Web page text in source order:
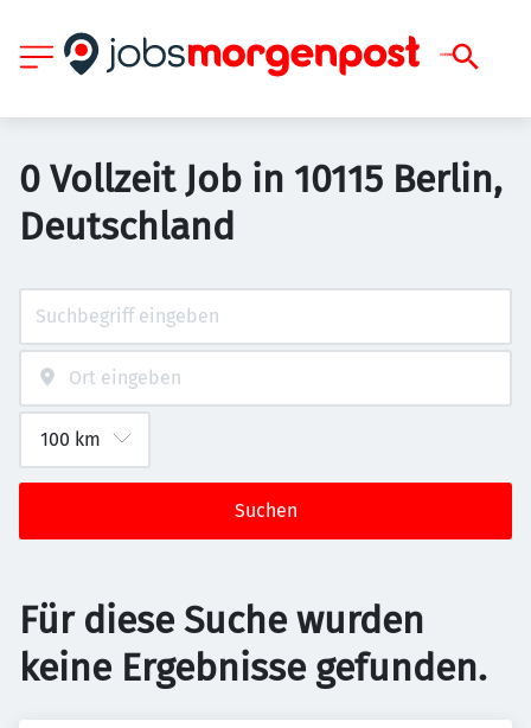
0 Vollzeit Job in 10115 Berlin,
Deutschland
Suchen
Für diese Suche wurden
keine Ergebnisse gefunden.